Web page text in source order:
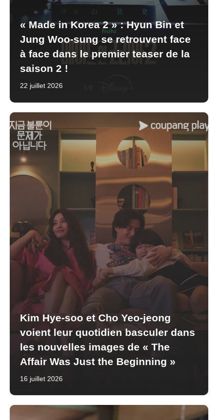
« Made in Korea 2 » : Hyun Bin et
Jung Woo-sung se retrouvent face
à face dans le premier teaser de la
saison 2 !
22 juillet 2026
Kim Hye-soo et Cho Yeo-jeong
voient leur quotidien basculer dans
les nouvelles images de « The
Affair Was Just the Beginning »
16 juillet 2026